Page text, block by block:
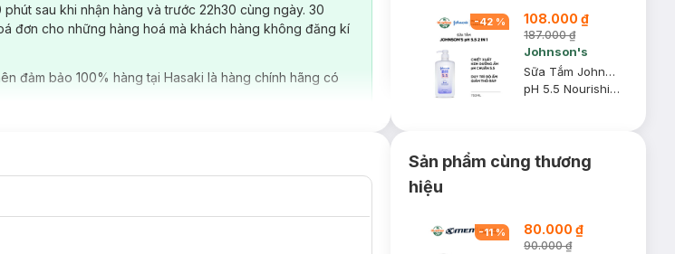
sau khi nhận hàng và trước 22h30 cùng ngày. 30
đơn cho những hàng hoá mà khách hàng không đăng kí
đảm bảo 100% hàng tại Hasaki là hàng chính hãng có
-42 % 108.000 ₫
187.000 ₫
Johnson's
Sữa Tắm Johnson's Adult 2 Trong 1 Cấp Ẩm Cho Người Lớn 750ml
pH 5.5 Nourishing Body Wash With Moisturizers
Sản phẩm cùng thương
hiệu
-11% 80.000 ₫
90.000 ₫